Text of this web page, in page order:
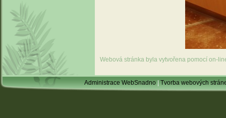
Webová stránka byla vytvořena pomocí on-
Administrace WebSnadno|Tvorba webových